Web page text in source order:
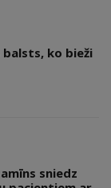
ko bieži
sniedz